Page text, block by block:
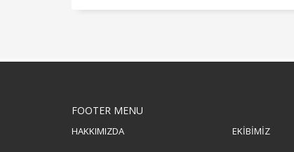
FOOTER MENU
HAKKIMIZDA EKİBİMİZ